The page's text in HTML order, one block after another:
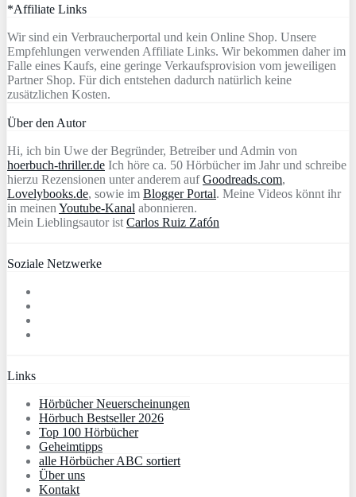
*Affiliate Links
Wir sind ein Verbraucherportal und kein Online Shop. Unsere
Empfehlungen verwenden Affiliate Links. Wir bekommen daher im
Falle eines Kaufs, eine geringe Verkaufsprovision vom jeweiligen
Partner Shop. Für dich entstehen dadurch natürlich keine
zusätzlichen Kosten.
Über den Autor
Hi, ich bin Uwe der Begründer, Betreiber und Admin von
hoerbuch-thriller.de Ich höre ca. 50 Hörbücher im Jahr und schreibe
hierzu Rezensionen unter anderem aufGoodreads.com,
Lovelybooks.de, sowie im Blogger Portal. Meine Videos könnt ihr
in meinen Youtube-Kanal abonnieren.
Mein Lieblingsautor ist Carlos Ruiz Zafón
Soziale Netzwerke
Links
Hörbücher Neuerscheinungen
Hörbuch Bestseller 2026
Top 100 Hörbücher
Geheimtipps
alle Hörbücher ABC sortiert
Über uns
Kontakt